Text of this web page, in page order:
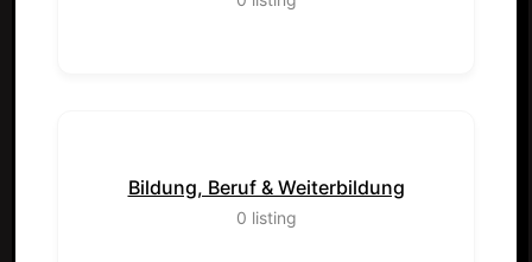
Bildung, Beruf & Weiterbildung
0 listing